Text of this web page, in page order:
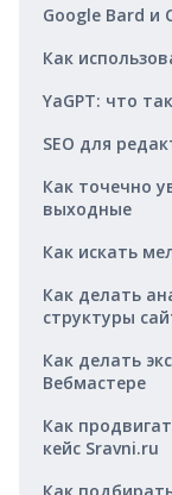
Google Bard и
Как
YaGPT: что
SEO для
Как точечно
выходные
Как искать
Как делать
структуры
Как делать
Вебмастере
Как
кейс Sravni.ru